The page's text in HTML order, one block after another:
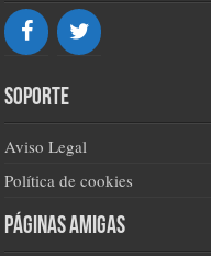
Soporte
Aviso Legal
Política de cookies
Páginas amigas